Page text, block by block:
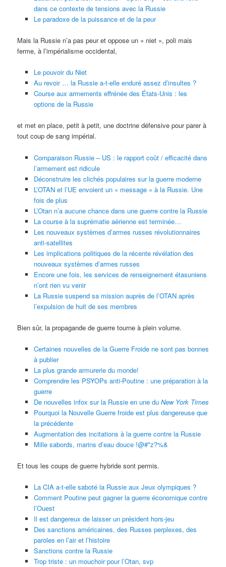
dans ce contexte de tensions avec la Russie
Le paradoxe de la puissance et de la peur
Mais la Russie n’a pas peur et oppose un « niet », poli mais
ferme, à l’impérialisme occidental,
Le pouvoir du Niet
Au revoir … la Russie a-t-elle enduré assez d’insultes ?
Course aux armements effrénée des États-Unis : les
options de la Russie
et met en place, petit à petit, une doctrine défensive pour parer à
tout coup de sang impérial.
Comparaison Russie – US : le rapport coût / efficacité dans
l’armement est ridicule
Déconstruire les clichés populaires sur la guerre moderne
L’OTAN et l’UE envoient un « message » à la Russie. Une
fois de plus
L’Otan n’a aucune chance dans une guerre contre la Russie
La course à la suprématie aérienne est terminée…
Les nouveaux systèmes d’armes russes révolutionnaires
anti-satellites
Les implications politiques de la récente révélation des
nouveaux systèmes d’armes russes
Encore une fois, les services de renseignement étasuniens
n’ont rien vu venir
La Russie suspend sa mission auprès de l’OTAN après
l’expulsion de huit de ses membres
Bien sûr, la propagande de guerre tourne à plein volume.
Certaines nouvelles de la Guerre Froide ne sont pas bonnes
à publier
La plus grande armurerie du monde!
Comprendre les PSYOPs anti-Poutine : une préparation à la
guerre
De nouvelles infox sur la Russie en une du New York Times
Pourquoi la Nouvelle Guerre froide est plus dangereuse que
la précédente
Augmentation des incitations à la guerre contre la Russie
Mille sabords, marins d’eau douce !@#*z?%&
Et tous les coups de guerre hybride sont permis.
La CIA a-t-elle saboté la Russie aux Jeux olympiques ?
Comment Poutine peut gagner la guerre économique contre
l’Ouest
Il est dangereux de laisser un président hors-jeu
Des sanctions américaines, des Russes perplexes, des
paroles en l’air et l’histoire
Sanctions contre la Russie
Trop triste : un mouchoir pour l’Otan, svp